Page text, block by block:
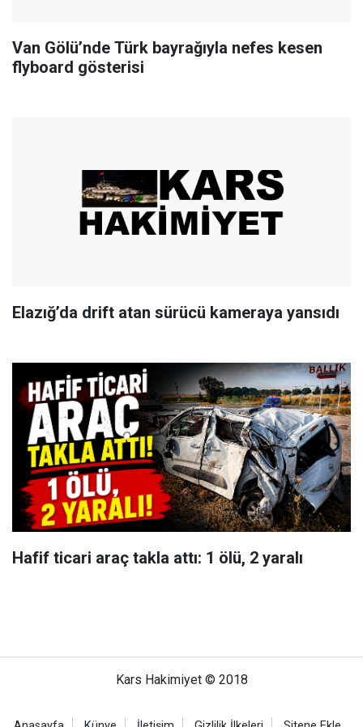
Van Gölü’nde Türk bayrağıyla nefes kesen
flyboard gösterisi
Elazığ’da drift atan sürücü kameraya yansıdı
Hafif ticari araç takla attı: 1 ölü, 2 yaralı
Kars Hakimiyet © 2018